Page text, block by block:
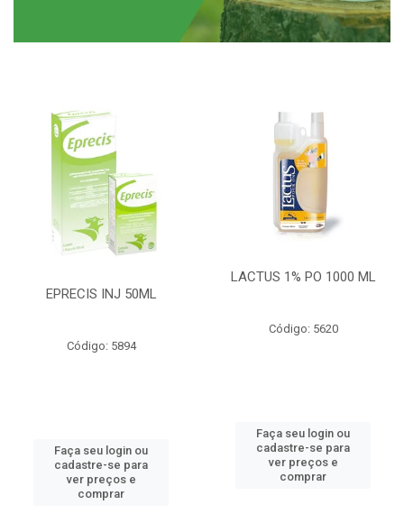
EPRECIS INJ 50ML
Código: 5894
Faça seu login ou
cadastre-se para
ver preços e
comprar
LACTUS 1% PO 1000 ML
Código: 5620
Faça seu login ou
cadastre-se para
ver preços e
comprar